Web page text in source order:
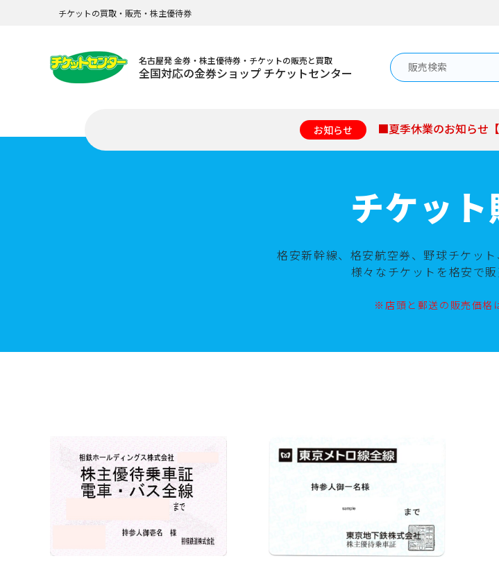
チケットの買取・販売・株主優待券
名古屋発 金券・株主優待券・チケットの販売と買取
全国対応の金券ショップ チケットセンター
お知らせ ■夏季休業のお知らせ
チケット
格安新幹線、格安航空券、野球チケッ
様々なチケットを格安で販
※店頭と郵送の販売価格